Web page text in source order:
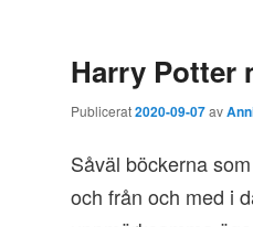
Harry Potter
Publicerat2020-09-07av
Såväl böckerna
och från och med i